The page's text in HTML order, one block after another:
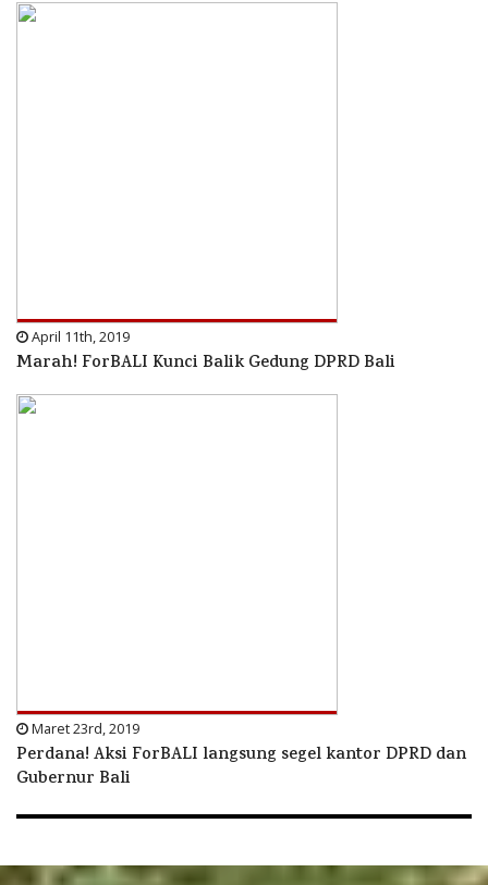
April 11th, 2019
Marah! ForBALI Kunci Balik Gedung DPRD Bali
Maret 23rd, 2019
Perdana! Aksi ForBALI langsung segel kantor DPRD dan
Gubernur Bali